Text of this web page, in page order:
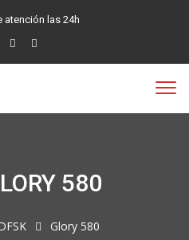
atención las 24h
580
Glory 580